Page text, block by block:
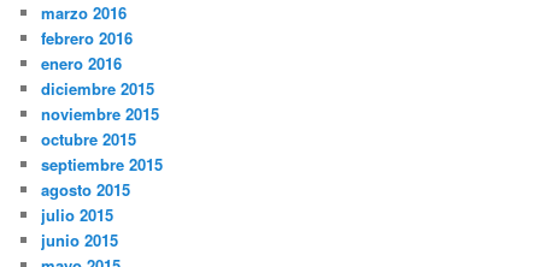
marzo 2016
febrero 2016
enero 2016
diciembre 2015
noviembre 2015
octubre 2015
septiembre 2015
agosto 2015
julio 2015
junio 2015